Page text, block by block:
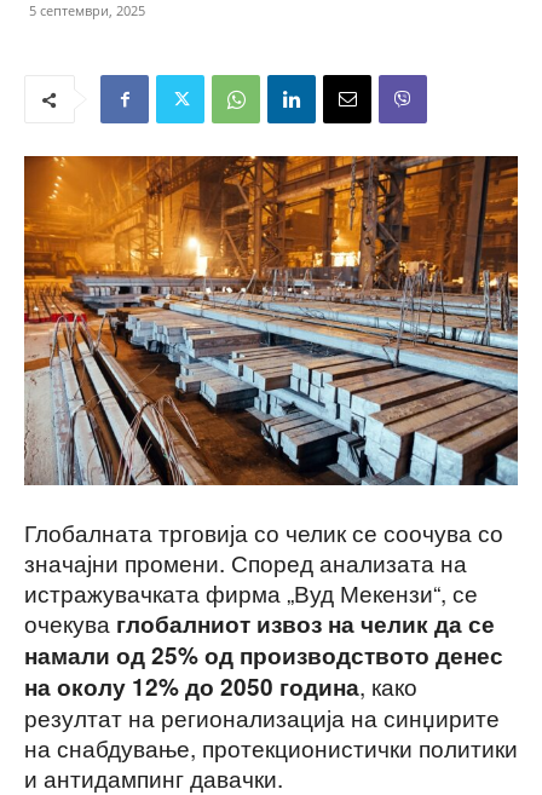
5 септември, 2025
Глобалната трговија со челик се соочува со
значајни промени. Според анализата на
истражувачката фирма „Вуд Мекензи“, се
очекува глобалниот извоз на челик да се
намали од 25% од производството денес
на околу 12% до 2050 година, како
резултат на регионализација на синџирите
на снабдување, протекционистички политики
и антидампинг давачки.